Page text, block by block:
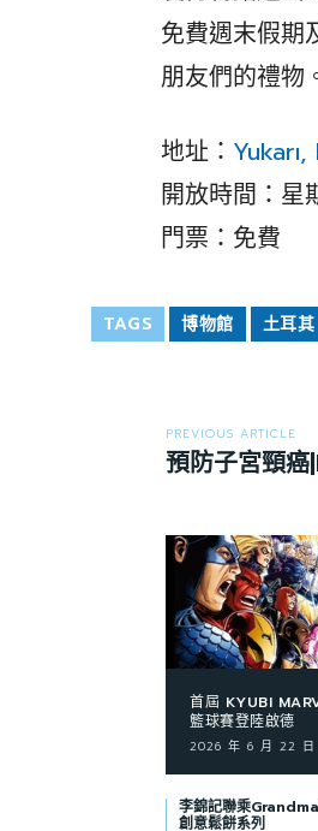
免費週末假期
朋友們的禮物
地址：
開放時間：
門票：免費
TAGS 博物館 土耳其
PREVIOUS ARTICLE
預防子宮頸
首屆 KYUBI
籃球賽登陸啟德
2026 年 6 月 22 日
李錦記聯乘
創意鬆餅系列